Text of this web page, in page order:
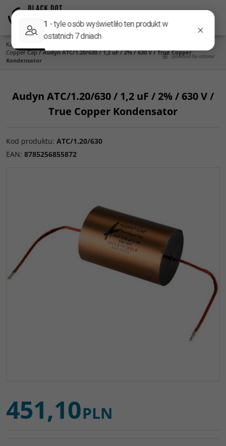
MenuPanel
Kategoria główna
Copper Cap / Audyn ATC/1.20/630 / 1,2 uF / 2% / 630 V / True Copper
Kondensator
Audyn ATC/1.20/630 / 1,2 uF / 2% / 630 V /
True Copper Kondensator
Kod produktu: ATC/1.20/630
EAN: 8785256855872
451,10PLN